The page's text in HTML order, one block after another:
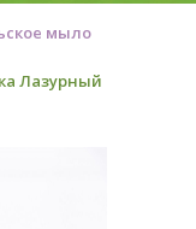
мыло
Лазурный